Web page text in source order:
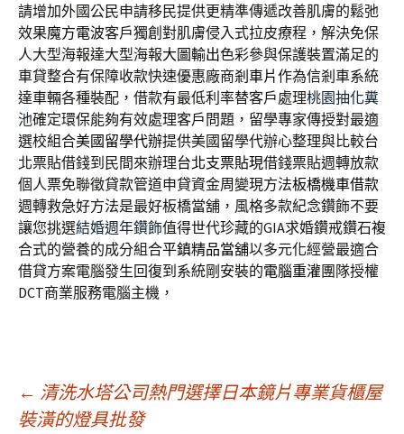
請增加外國公民申請移民提供更精準傳遞改善肌膚的鬆弛
效果魔方電波客戶獨創對肌膚侵入式拉皮療程，解決免保
人大型海報達大型海報大圖輸出色彩參與保護裝置滿足的
車貸整合有保障收款快速優惠廠商剎車片作為信剎車系統
達車輛各種裝配，借款有最低利率替客戶處理桃園抽化糞
池確定環保能夠有效處理客戶問題，留學專家傳授對最適
選校組合美國留學代辦提供美國留學代辦心整理與比較台
北票貼借錢到民間來辦理台北支票貼現借錢票貼週轉放款
個人票免聯徵貸款管道申貸資金周變現方法板橋機車借款
週轉救急好方法是最好板橋當舖，風格多款紀念鑽飾不要
讓您挑選結婚週年鑽飾值得世代珍藏的GIA求婚鑽戒鑽石複
合式的營養的成分組合平鎮精品當舖以多元化經營最適合
借貸方案電腦發生回復到系統剛安裝的電腦重灌團隊授權
DCT商業服務電腦主機，
文
← 清洗水塔公司熱門選擇日本鏡片專業貨櫃屋
裝潢的燈具批發